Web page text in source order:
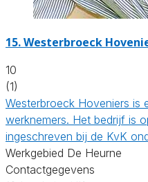
15.Westerbroeck
10
(1)
Westerbroeck Hoveniers is
werknemers. Het bedrijf is
ingeschreven bij de KvK
Werkgebied De Heurne
Contactgegevens